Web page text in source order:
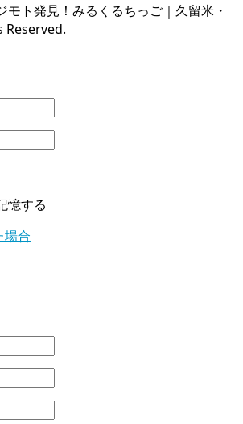
モト発見！みるくるちっご｜久留米・
Reserved.
憶する
場合